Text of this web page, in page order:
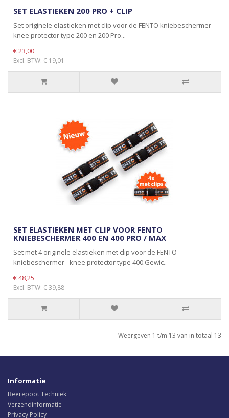
SET ELASTIEKEN 200 PRO + CLIP
Set originele elastieken met clip voor de FENTO kniebeschermer -
knee protector type 200 en 200 Pro...
€ 23,00
Excl. BTW: € 19,01
SET ELASTIEKEN MET CLIP VOOR FENTO
KNIEBESCHERMER 400 EN 400 PRO / MAX
Set met 4 originele elastieken met clip voor de FENTO
kniebeschermer - knee protector type 400.Gewic..
€ 48,25
Excl. BTW: € 39,88
Weergeven 1 t/m 13 van in totaal 13
Informatie
Beerepoot Techniek
Verzendinformatie
Privacy Policy